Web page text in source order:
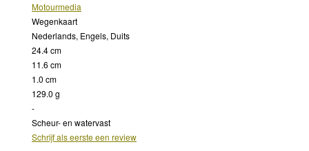
Motourmedia
Wegenkaart
Nederlands, Engels, Duits
24.4 cm
11.6 cm
1.0 cm
129.0 g
-
Scheur- en watervast
Schrijf als eerste een review